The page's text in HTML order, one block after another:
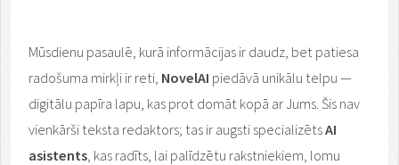
Mūsdienu pasaulē, kurā informācijas ir daudz, bet patiesa
radošuma mirkļi ir reti, NovelAI piedāvā unikālu telpu —
digitālu papīra lapu, kas prot domāt kopā ar Jums. Šis nav
vienkārši teksta redaktors; tas ir augsti specializētsAI
asistents , kas radīts, lai palīdzētu rakstniekiem, lomu